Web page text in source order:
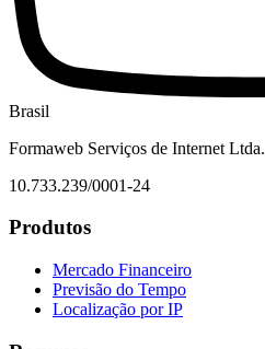
Brasil
Formaweb Serviços de Internet Ltda.
10.733.239/0001-24
Produtos
Mercado Financeiro
Previsão do Tempo
Localização por IP